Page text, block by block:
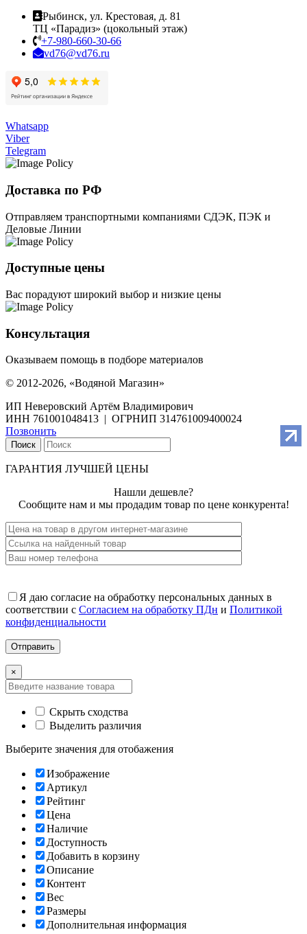
Рыбинск, ул. Крестовая, д. 81
ТЦ «Парадиз» (цокольный этаж)
+7-980-660-30-66
vd76@vd76.ru
Whatsapp
Viber
Telegram
Доставка по РФ
Отправляем транспортными компаниями СДЭК, ПЭК и
Деловые Линии
Доступные цены
Вас порадуют широкий выбор и низкие цены
Консультация
Оказываем помощь в подборе материалов
© 2012-2026, «Водяной Магазин»
ИП Неверовский Артём Владимирович
ИНН 761001048413 | ОГРНИП 314761009400024
Позвонить
Поиск
ГАРАНТИЯ ЛУЧШЕЙ ЦЕНЫ
Нашли дешевле?
Сообщите нам и мы продадим товар по цене конкурента!
Я даю согласие на обработку персональных данных в
соответствии с Согласием на обработку ПДн и Политикой
конфиденциальности
×
Скрыть сходства
Выделить различия
Выберите значения для отобажения
Изображение
Артикул
Рейтинг
Цена
Наличие
Доступность
Добавить в корзину
Описание
Контент
Вес
Размеры
Дополнительная информация